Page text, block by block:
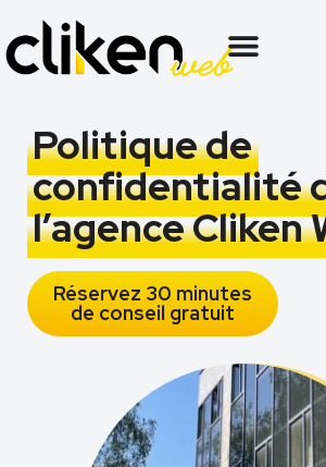
Politique de
confidentialité
l’agence Cliken
Réservez 30 minutes
de conseil gratuit